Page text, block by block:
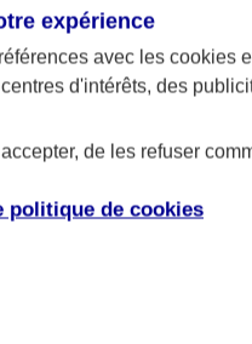
le menu principal
expérience
avec les cookies
d'intérêts, des
de les refuser
politique de cookies